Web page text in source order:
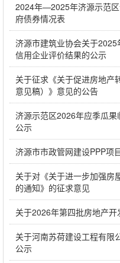
2024年—2025年济源示范
府债券情况表
济源市建筑业协会关于
信用企业评价结果的公示
关于征求《关于促进房地产
意见稿）》意见的公告
济源示范区2026年应季瓜
公示
济源市市政管网建设PPP项
关于对《关于进一步加强房
的通知》的征求意见
关于2026年第四批房地产
关于河南苏荷建设工程有限
公示